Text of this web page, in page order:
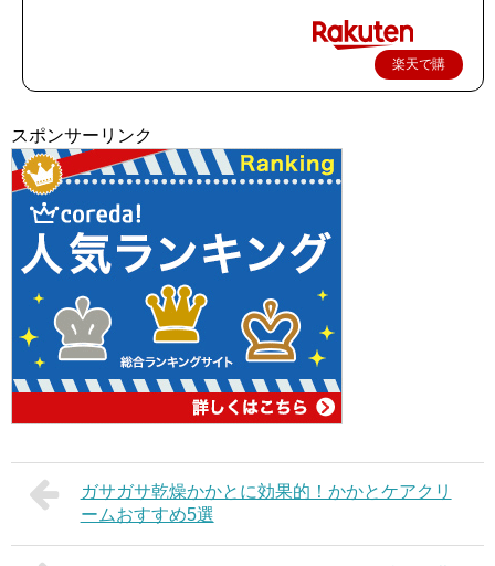
楽天で購
入
スポンサーリンク
ガサガサ乾燥かかとに効果的！かかとケアクリ
ームおすすめ5選